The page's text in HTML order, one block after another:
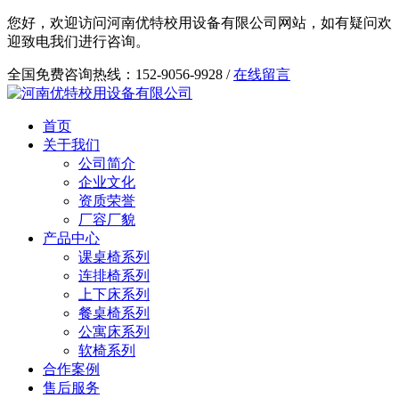
您好，欢迎访问河南优特校用设备有限公司网站，如有疑问欢
迎致电我们进行咨询。
全国免费咨询热线：152-9056-9928 /在线留言
首页
关于我们
公司简介
企业文化
资质荣誉
厂容厂貌
产品中心
课桌椅系列
连排椅系列
上下床系列
餐桌椅系列
公寓床系列
软椅系列
合作案例
售后服务